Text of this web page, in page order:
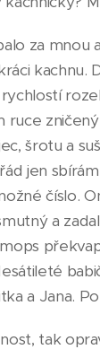
za mnou
kachnu.
ruce
šrotu a
jen
číslo.
a
a Jana.
tak